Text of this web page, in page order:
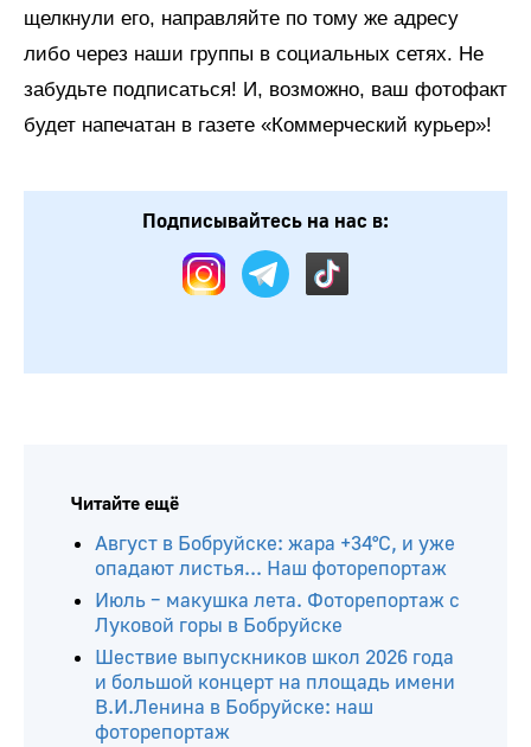
щелкнули его, направляйте по тому же адресу
либо через наши группы в социальных сетях. Не
забудьте подписаться! И, возможно, ваш фотофакт
будет напечатан в газете «Коммерческий курьер»!
Подписывайтесь на нас в:
Читайте ещё
Август в Бобруйске: жара +34°С, и уже
опадают листья... Наш фоторепортаж